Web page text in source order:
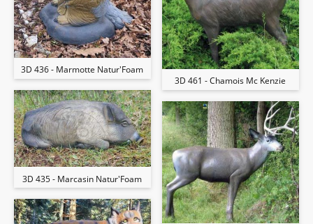
3D 436 - Marmotte Natur'Foam
3D 435 - Marcasin Natur'Foam
3D 461 - Chamois Mc Kenzie